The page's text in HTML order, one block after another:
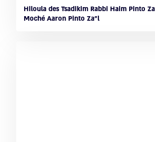
Hiloula des Tsadikim Rabbi Haim Pinto
Moché Aaron Pinto Za"l